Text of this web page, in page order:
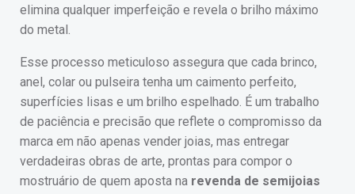
elimina qualquer imperfeição e revela o brilho máximo
do metal.
Esse processo meticuloso assegura que cada brinco,
anel, colar ou pulseira tenha um caimento perfeito,
superfícies lisas e um brilho espelhado. É um trabalho
de paciência e precisão que reflete o compromisso da
marca em não apenas vender joias, mas entregar
verdadeiras obras de arte, prontas para compor o
mostruário de quem aposta na revenda de semijoias